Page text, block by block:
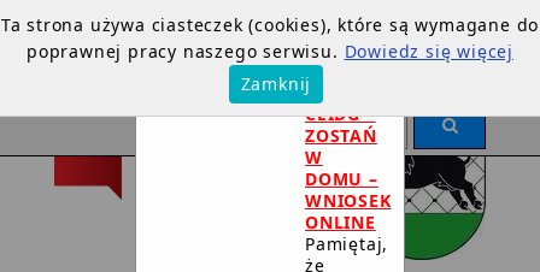
Ta strona używa ciasteczek (cookies), które są wymagane do
poprawnej pracy naszego serwisu. Dowiedz się więcej
Zamknij
×
DOTYCZY
CEIDG –
ZOSTAŃ
W
DOMU –
WNIOSEK
ONLINE
Pamiętaj,
że